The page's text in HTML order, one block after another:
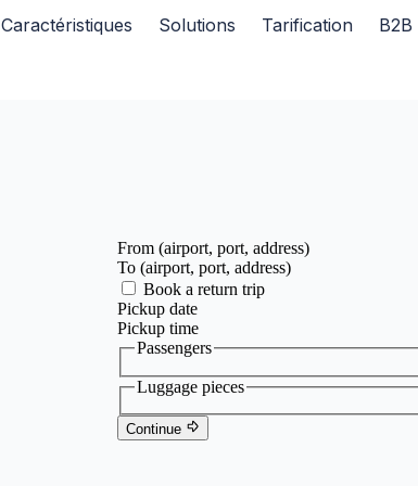
Caractéristiques Solutions Tarification B2B